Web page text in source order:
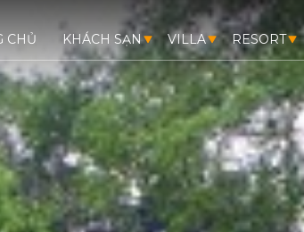
CHỦ KHÁCH SẠN VILLA RESORT